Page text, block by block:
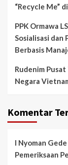
“Recycle Me”
PPK Ormawa
Sosialisasi dan
Berbasis
Rudenim
Negara
Komentar
I Nyoman
Pemeriksaan